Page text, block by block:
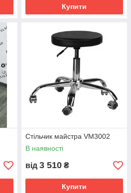
Купити
Стільчик майстра VM3002
В наявності
від 3 510 ₴
Купити